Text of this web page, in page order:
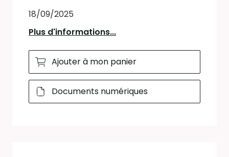
18/09/2025
Plus d'informations...
Ajouter à mon panier
Documents numériques